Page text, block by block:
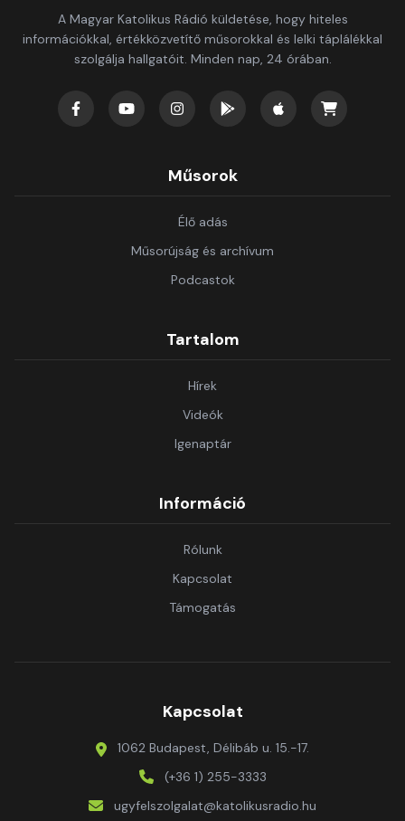
A Magyar Katolikus Rádió küldetése, hogy hiteles
információkkal, értékközvetítő műsorokkal és lelki táplálékkal
szolgálja hallgatóit. Minden nap, 24 órában.
Műsorok
Élő adás
Műsorújság és archívum
Podcastok
Tartalom
Hírek
Videók
Igenaptár
Információ
Rólunk
Kapcsolat
Támogatás
Kapcsolat
1062 Budapest, Délibáb u. 15.-17.
(+36 1) 255-3333
ugyfelszolgalat@katolikusradio.hu